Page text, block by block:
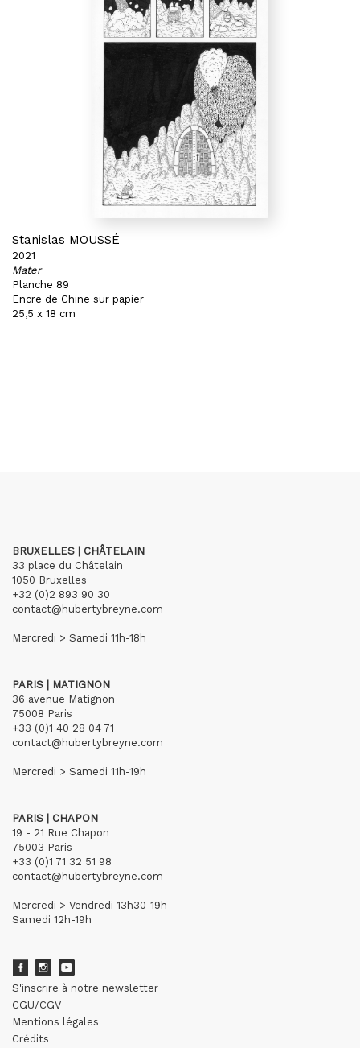
Stanislas MOUSSÉ
2021
Mater
Planche 89
Encre de Chine sur papier
25,5 x 18 cm
BRUXELLES | CHÂTELAIN
33 place du Châtelain
1050 Bruxelles
+32 (0)2 893 90 30
contact@hubertybreyne.com
Mercredi > Samedi 11h-18h
PARIS | MATIGNON
36 avenue Matignon
75008 Paris
+33 (0)1 40 28 04 71
contact@hubertybreyne.com
Mercredi > Samedi 11h-19h
PARIS | CHAPON
19 - 21 Rue Chapon
75003 Paris
+33 (0)1 71 32 51 98
contact@hubertybreyne.com
Mercredi > Vendredi 13h30-19h
Samedi 12h-19h
S'inscrire à notre newsletter
CGU/CGV
Mentions légales
Crédits